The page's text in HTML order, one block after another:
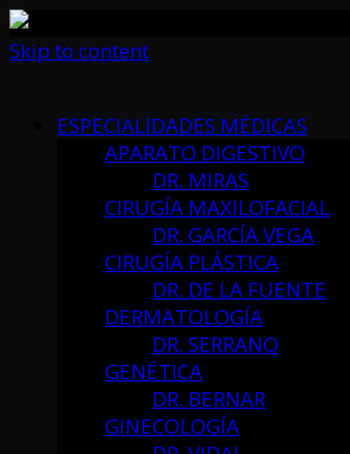
Skip to content
ESPECIALIDADES MÉDICAS
APARATO DIGESTIVO
DR. MIRAS
CIRUGÍA MAXILOFACIAL
DR. GARCÍA VEGA
CIRUGÍA PLÁSTICA
DR. DE LA FUENTE
DERMATOLOGÍA
DR. SERRANO
GENÉTICA
DR. BERNAR
GINECOLOGÍA